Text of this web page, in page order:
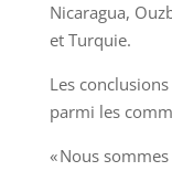
Nicaragua,
et Turquie.
Les
parmi les
« Nous